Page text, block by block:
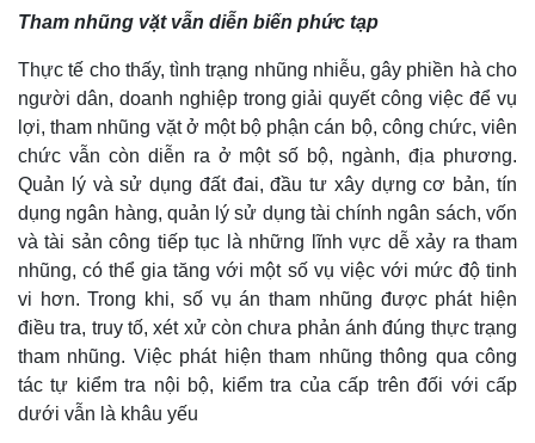
Tham nhũng vặt vẫn diễn biến phức tạp
Thực tế cho thấy, tình trạng nhũng nhiễu, gây phiền hà cho
người dân, doanh nghiệp trong giải quyết công việc để vụ
lợi, tham nhũng vặt ở một bộ phận cán bộ, công chức, viên
chức vẫn còn diễn ra ở một số bộ, ngành, địa phương.
Quản lý và sử dụng đất đai, đầu tư xây dựng cơ bản, tín
dụng ngân hàng, quản lý sử dụng tài chính ngân sách, vốn
và tài sản công tiếp tục là những lĩnh vực dễ xảy ra tham
nhũng, có thể gia tăng với một số vụ việc với mức độ tinh
vi hơn. Trong khi, số vụ án tham nhũng được phát hiện
điều tra, truy tố, xét xử còn chưa phản ánh đúng thực trạng
tham nhũng. Việc phát hiện tham nhũng thông qua công
tác tự kiểm tra nội bộ, kiểm tra của cấp trên đối với cấp
dưới vẫn là khâu yếu